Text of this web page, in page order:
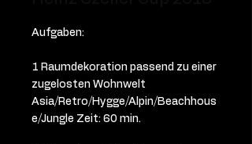
Aufgaben:
1 Raumdekoration passend zu einer
zugelosten Wohnwelt
Asia/Retro/Hygge/Alpin/Beachhous
e/Jungle Zeit: 60 min.